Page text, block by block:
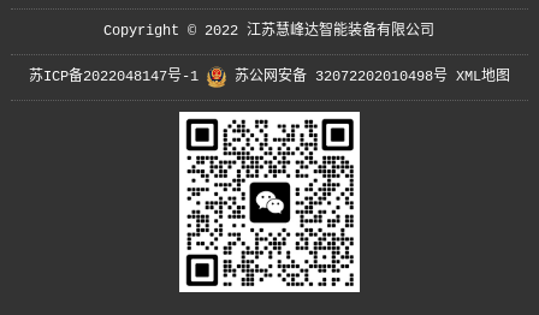
Copyright © 2022 江苏慧峰达智能装备有限公司
苏ICP备2022048147号-1 苏公网安备 32072202010498号 XML地图